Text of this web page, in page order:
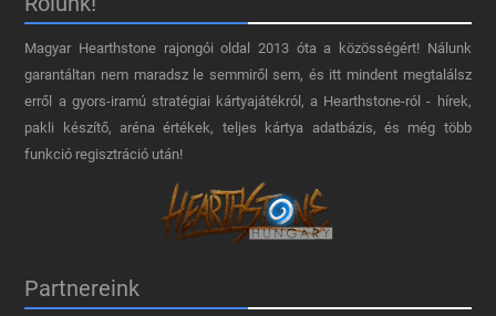
Magyar Hearthstone​ rajongói oldal 2013 óta a közösségért! Nálunk
garantáltan nem maradsz le semmiről sem, és itt mindent megtalálsz
erről a gyors-iramú stratégiai kártyajátékról, a Hearthstone-ról - hírek,
pakli készítő, aréna értékek, teljes kártya adatbázis, és még több
funkció regisztráció után!
Partnereink